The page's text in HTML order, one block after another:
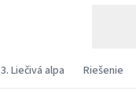
3. Liečivá alpa Riešenie